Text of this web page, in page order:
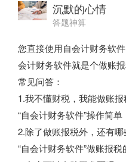
沉默的心情
答题神算
您直接使用自会计财务软
会计财务软件就是个做账
常见问答：
1.我不懂财税，我能做账
“自会计财务软件”操作简
2.除了做账报税外，还有
“自会计财务软件”做账报